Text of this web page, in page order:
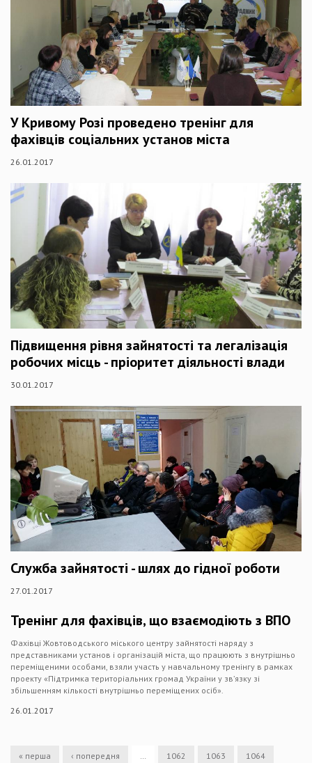
У Кривому Розі проведено тренінг для
фахівців соціальних установ міста
26.01.2017
Підвищення рівня зайнятості та легалізація
робочих місць - пріоритет діяльності влади
30.01.2017
Служба зайнятості - шлях до гідної роботи
27.01.2017
Тренінг для фахівців, що взаємодіють з ВПО
Фахівці Жовтоводського міського центру зайнятості наряду з
представниками установ і організацій міста, що працюють з внутрішньо
переміщеними особами, взяли участь у навчальному тренінгу в рамках
проекту «Підтримка територіальних громад України у зв’язку зі
збільшенням кількості внутрішньо переміщених осіб».
26.01.2017
« перша ‹ попередня 1062 1063 1064